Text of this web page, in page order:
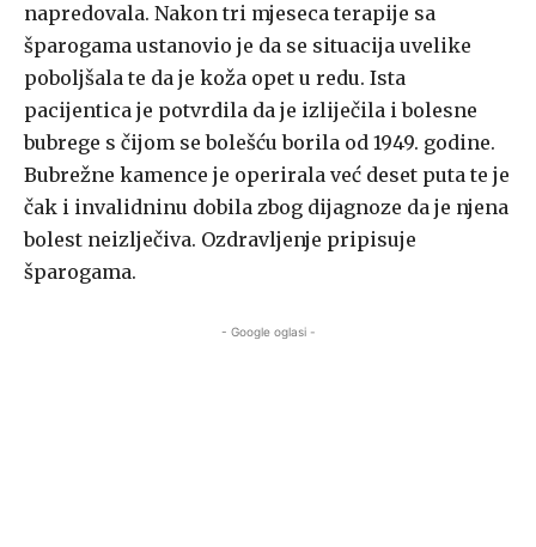
napredovala. Nakon tri mjeseca terapije sa
šparogama ustanovio je da se situacija uvelike
poboljšala te da je koža opet u redu. Ista
pacijentica je potvrdila da je izliječila i bolesne
bubrege s čijom se bolešću borila od 1949. godine.
Bubrežne kamence je operirala već deset puta te je
čak i invalidninu dobila zbog dijagnoze da je njena
bolest neizlječiva. Ozdravljenje pripisuje
šparogama.
- Google oglasi -